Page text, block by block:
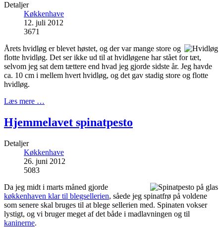
Detaljer
Køkkenhave
12. juli 2012
3671
Årets hvidløg er blevet høstet, og der var mange store og
flotte hvidløg. Det ser ikke ud til at hvidløgene har stået for tæt,
selvom jeg sat dem tættere end hvad jeg gjorde sidste år. Jeg havde
ca. 10 cm i mellem hvert hvidløg, og det gav stadig store og flotte
hvidløg.
Læs mere …
Hjemmelavet spinatpesto
Detaljer
Køkkenhave
26. juni 2012
5083
Da jeg midt i marts måned gjorde
køkkenhaven klar til blegsellerien, såede jeg spinatfrø på voldene
som senere skal bruges til at blege sellerien med. Spinaten vokser
lystigt, og vi bruger meget af det både i madlavningen og til
kaninerne.